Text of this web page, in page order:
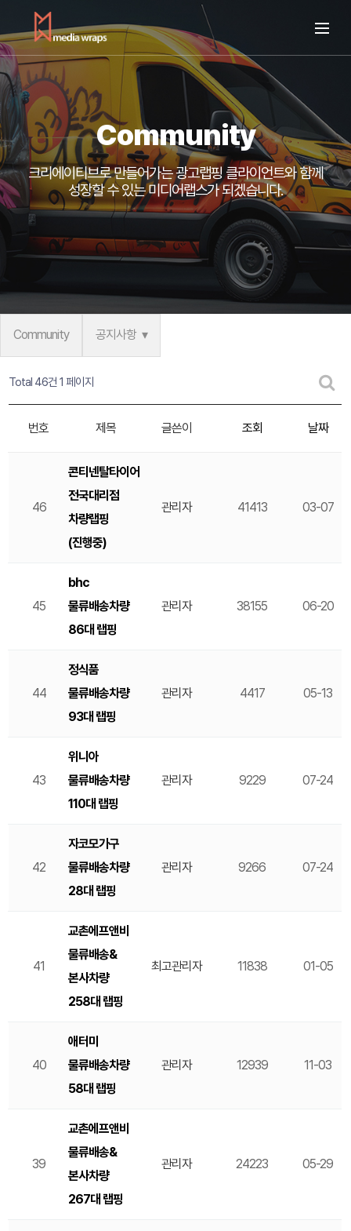
Community
크리에이티브로 만들어가는 광고랩핑클라이언트와 함께
성장할 수 있는 미디어랩스가 되겠습니다.
Community 공지사항
Total 46건 1 페이지
번호 제목 글쓴이 조회 날짜
46
콘티넨탈타이어
전국대리점
차량랩핑
(진행중)
관리자 41413 03-07
45
bhc
물류배송차량
86대 랩핑
관리자 38155 06-20
44
정식품
물류배송차량
93대 랩핑
관리자 4417 05-13
43
위니아
물류배송차량
110대 랩핑
관리자 9229 07-24
42
자코모가구
물류배송차량
28대 랩핑
관리자 9266 07-24
41
교촌에프앤비
물류배송&
본사차량
258대 랩핑
최고관리자 11838 01-05
40
애터미
물류배송차량
58대 랩핑
관리자 12939 11-03
39
교촌에프앤비
물류배송&
본사차량
267대 랩핑
관리자 24223 05-29